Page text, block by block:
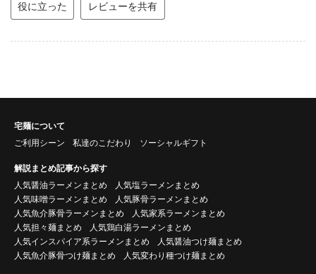
役に立った レビューを共有
宅麺について
ご利用シーン
私達のこだわり ソーシャルギフト
解説まとめ記事から探す
人気醤油ラーメンまとめ
人気塩ラーメンまとめ
人気味噌ラーメンまとめ
人気豚骨ラーメンまとめ
人気魚介豚骨ラーメンまとめ
人気家系ラーメンまとめ
人気担々麺まとめ
人気鶏白湯ラーメンまとめ
人気インスパイア系ラーメンまとめ
人気醤油つけ麺まとめ
人気魚介豚骨つけ麺まとめ
人気変わり種つけ麺まとめ